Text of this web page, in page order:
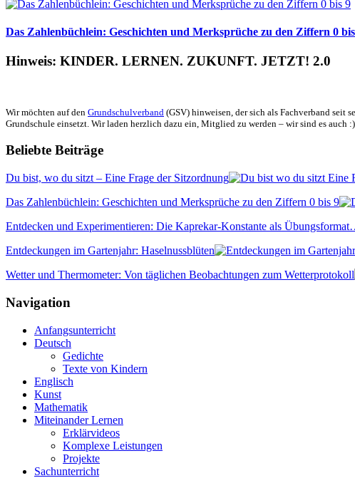
Das Zahlenbüchlein: Geschichten und Merksprüche zu den Ziffern 0
Hinweis: KINDER. LERNEN. ZUKUNFT. JETZT! 2.0
Wir möchten auf den Grundschulverband (GSV) hinweisen, der sich als Fachverband
Grundschule einsetzt. Wir laden herzlich dazu ein, Mitglied zu werden – wir sind es auch :)
Beliebte Beiträge
Du bist, wo du sitzt – Eine Frage der Sitzordnung
Das Zahlenbüchlein: Geschichten und Merksprüche zu den Ziffern 0 bis 9
Entdecken und Experimentieren: Die Kaprekar-Konstante als
Entdeckungen im Gartenjahr: Haselnussblüten
Wetter und Thermometer: Von täglichen Beobachtungen zum Wetterprotokoll
Navigation
Anfangsunterricht
Deutsch
Gedichte
Texte von Kindern
Englisch
Kunst
Mathematik
Miteinander Lernen
Erklärvideos
Komplexe Leistungen
Projekte
Sachunterricht